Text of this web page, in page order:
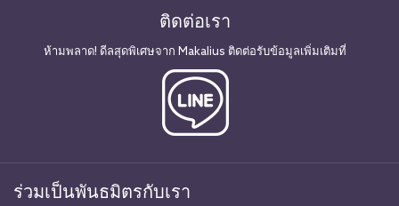
ติดต่อเรา
ห้ามพลาด! ดีลสุดพิเศษจาก Makalius ติดต่อรับข้อมูลเพิ่มเติมที่
ร่วมเป็นพันธมิตรกับเรา